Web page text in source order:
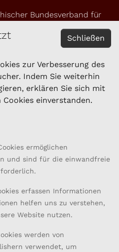
Schließen
zur Verbesserung des
Indem Sie weiterhin
erklären Sie sich mit
einverstanden.
ermöglichen
und sind für die einwandfreie
erfassen Informationen
helfen uns zu verstehen,
Website nutzen.
werden von
verwendet, um
Bundesverband für
eGen
tirol.at